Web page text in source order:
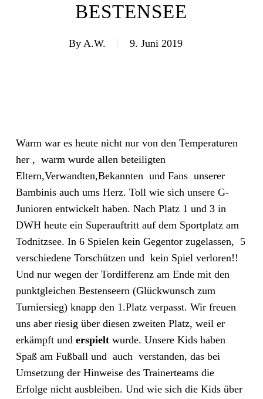
BESTENSEE
By A.W. 9. Juni 2019
Warm war es heute nicht nur von den Temperaturen
her , warm wurde allen beteiligten
Eltern,Verwandten,Bekannten und Fans unserer
Bambinis auch ums Herz. Toll wie sich unsere G-
Junioren entwickelt haben. Nach Platz 1 und 3 in
DWH heute ein Superauftritt auf dem Sportplatz am
Todnitzsee. In 6 Spielen kein Gegentor zugelassen, 5
verschiedene Torschützen und kein Spiel verloren!!
Und nur wegen der Tordifferenz am Ende mit den
punktgleichen Bestenseern (Glückwunsch zum
Turniersieg) knapp den 1.Platz verpasst. Wir freuen
uns aber riesig über diesen zweiten Platz, weil er
erkämpft und erspieltwurde. Unsere Kids haben
Spaß am Fußball und auch verstanden, das bei
Umsetzung der Hinweise des Trainerteams die
Erfolge nicht ausbleiben. Und wie sich die Kids über